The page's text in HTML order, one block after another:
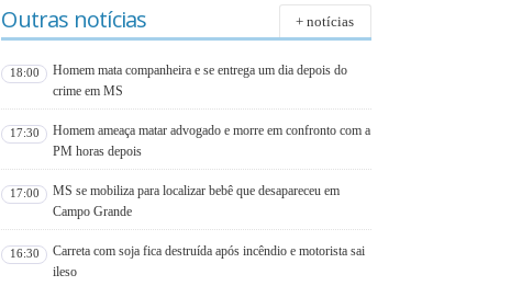
Outras notícias + notícias
18:00
Homem mata companheira e se entrega um dia depois do
crime em MS
17:30
Homem ameaça matar advogado e morre em confronto com a
PM horas depois
17:00
MS se mobiliza para localizar bebê que desapareceu em
Campo Grande
16:30
Carreta com soja fica destruída após incêndio e motorista sai
ileso